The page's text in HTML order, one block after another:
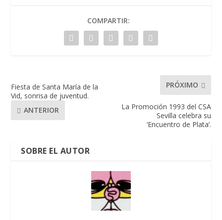
COMPARTIR:
Fiesta de Santa María de la
Vid, sonrisa de juventud.
ANTERIOR
PRÓXIMO
La Promoción 1993 del CSA
Sevilla celebra su
‘Encuentro de Plata’.
SOBRE EL AUTOR